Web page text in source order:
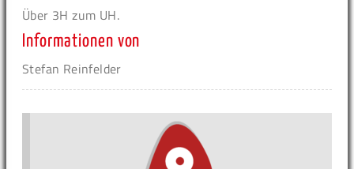
Über 3H zum UH.
Informationen von
Stefan Reinfelder